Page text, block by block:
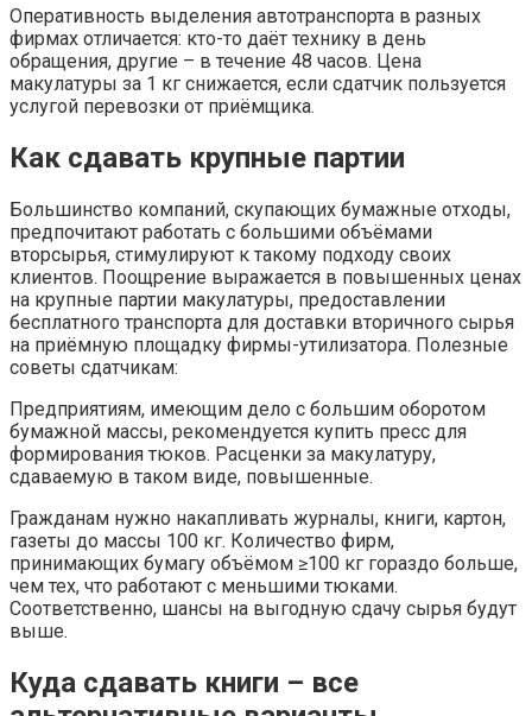
Оперативность выделения автотранспорта в разных
фирмах отличается: кто-то даёт технику в день
обращения, другие – в течение 48 часов. Цена
макулатуры за 1 кг снижается, если сдатчик пользуется
услугой перевозки от приёмщика.
Как сдавать крупные партии
Большинство компаний, скупающих бумажные отходы,
предпочитают работать с большими объёмами
вторсырья, стимулируют к такому подходу своих
клиентов. Поощрение выражается в повышенных ценах
на крупные партии макулатуры, предоставлении
бесплатного транспорта для доставки вторичного сырья
на приёмную площадку фирмы-утилизатора. Полезные
советы сдатчикам:
Предприятиям, имеющим дело с большим оборотом
бумажной массы, рекомендуется купить пресс для
формирования тюков. Расценки за макулатуру,
сдаваемую в таком виде, повышенные.
Гражданам нужно накапливать журналы, книги, картон,
газеты до массы 100 кг. Количество фирм,
принимающих бумагу объёмом ≥100 кг гораздо больше,
чем тех, что работают с меньшими тюками.
Соответственно, шансы на выгодную сдачу сырья будут
выше.
Куда сдавать книги – все